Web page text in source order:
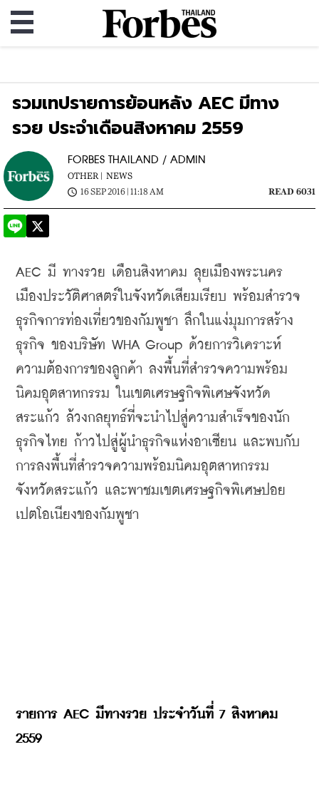
รวมเทปรายการย้อนหลัง AEC มีทาง
รวย ประจำเดือนสิงหาคม 2559
FORBES THAILAND / ADMIN
OTHER |
NEWS
16 SEP 2016 | 11:18 AM
READ 6031
AEC มี ทางรวย เดือนสิงหาคม ลุยเมืองพระนคร
เมืองประวัติศาสตร์ในจังหวัดเสียมเรียบ พร้อมสำรวจ
ธุรกิจการท่องเที่ยวของกัมพูชา ลึกในแง่มุมการสร้าง
ธุรกิจ ของบริษัท WHA Group ด้วยการวิเคราะห์
ความต้องการของลูกค้า ลงพื้นที่สำรวจความพร้อม
นิคมอุตสาหกรรม ในเขตเศรษฐกิจพิเศษจังหวัด
สระแก้ว ล้วงกลยุทธ์ที่จะนำไปสู่ความสำเร็จของนัก
ธุรกิจไทย ก้าวไปสู่ผู้นำธุรกิจแห่งอาเซียน และพบกับ
การลงพื้นที่สำรวจความพร้อมนิคมอุตสาหกรรม
จังหวัดสระแก้ว และพาชมเขตเศรษฐกิจพิเศษปอย
เปตโอเนียงของกัมพูชา
รายการ AEC มีทางรวย ประจำวันที่ 7 สิงหาคม
2559